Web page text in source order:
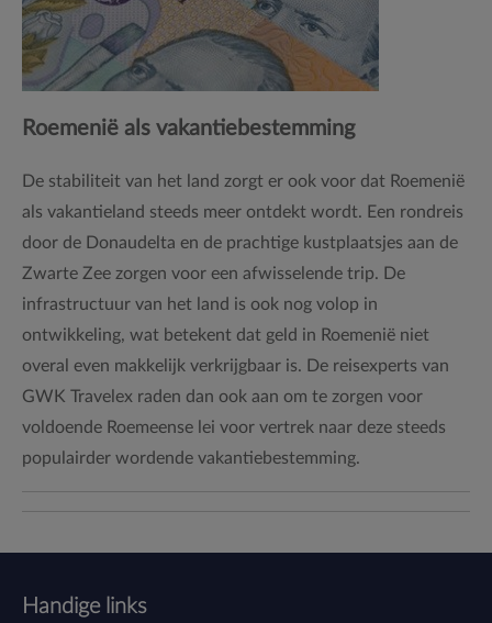
Roemenië als vakantiebestemming
De stabiliteit van het land zorgt er ook voor dat Roemenië
als vakantieland steeds meer ontdekt wordt. Een rondreis
door de Donaudelta en de prachtige kustplaatsjes aan de
Zwarte Zee zorgen voor een afwisselende trip. De
infrastructuur van het land is ook nog volop in
ontwikkeling, wat betekent dat geld in Roemenië niet
overal even makkelijk verkrijgbaar is. De reisexperts van
GWK Travelex raden dan ook aan om te zorgen voor
voldoende Roemeense lei voor vertrek naar deze steeds
populairder wordende vakantiebestemming.
Handige links